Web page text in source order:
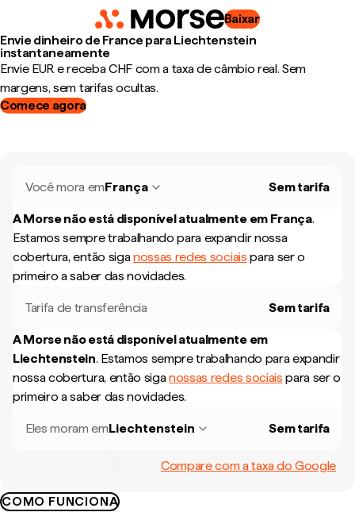
Baixar
Envie dinheiro de France para Liechtenstein
instantaneamente
Envie EUR e receba CHF com a taxa de câmbio real. Sem
margens, sem tarifas ocultas.
Comece agora
Você mora emFrança Sem tarifa
A Morse não está disponível atualmente em França.
Estamos sempre trabalhando para expandir nossa
cobertura, então siganossas redes sociais para ser o
primeiro a saber das novidades.
Tarifa de transferência Sem tarifa
A Morse não está disponível atualmente em
Liechtenstein. Estamos sempre trabalhando para expandir
nossa cobertura, então siganossas redes sociais para ser o
primeiro a saber das novidades.
Eles moram emLiechtenstein Sem tarifa
Compare com a taxa do Google
COMO FUNCIONA